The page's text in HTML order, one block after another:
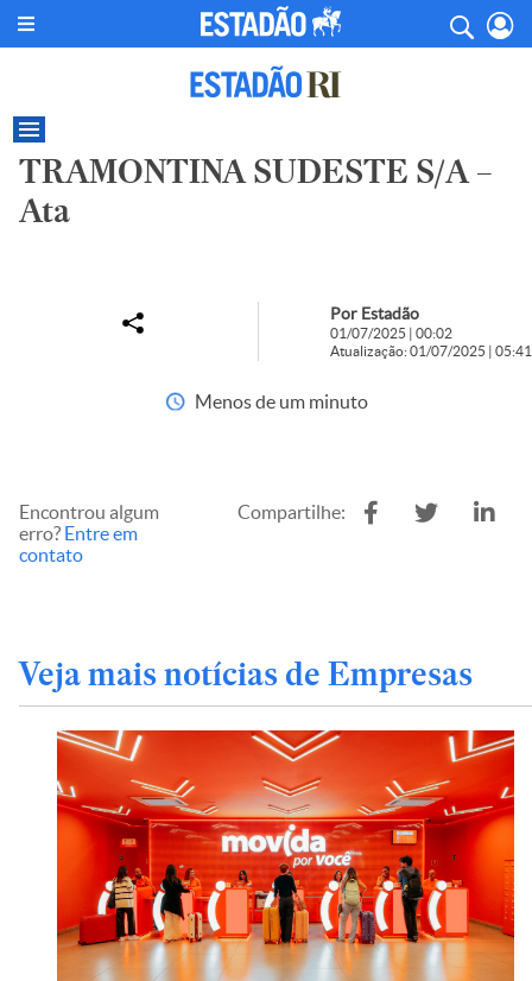
TRAMONTINA SUDESTE S/A –
Ata
Por Estadão
01/07/2025 | 00:02
Atualização: 01/07/2025 | 05:41
Menos de um minuto
Encontrou algum
erro? Entre em
contato
Compartilhe:
Veja mais notícias de Empresas